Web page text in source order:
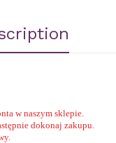
w naszym sklepie.
dokonaj zakupu.